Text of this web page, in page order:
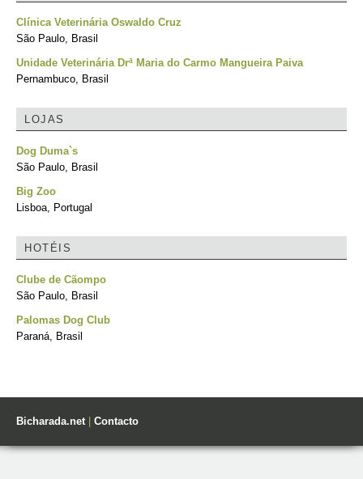
Clínica Veterinária Oswaldo Cruz
São Paulo, Brasil
Unidade Veterinária Drª Maria do Carmo Mangueira Paiva
Pernambuco, Brasil
LOJAS
Dog Duma`s
São Paulo, Brasil
Big Zoo
Lisboa, Portugal
HOTÉIS
Clube de Cãompo
São Paulo, Brasil
Palomas Dog Club
Paraná, Brasil
Bicharada.net| Contacto